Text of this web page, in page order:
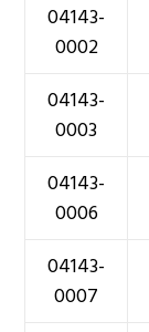
04143-
0002
04143-
0003
04143-
0006
04143-
0007